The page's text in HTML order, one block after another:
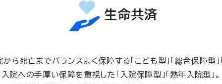
生命共済
ら死亡までバランスよく保障する「こども型」「総合保障型」
入院への手厚い保障を重視した「入院保障型」「熟年入院型」。